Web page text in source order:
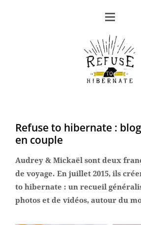
Refuse to hibernate : b
en couple
Audrey & Mickaël sont deux
de voyage. En juillet 2015, ils
to hibernate : un recueil
photos et de vidéos, autour du